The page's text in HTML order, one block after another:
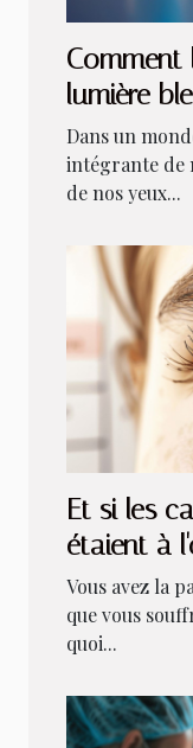
Comment
lumière
devant
Dans un
intégrante de
de nos yeux...
Et si les
étaient à
Vous avez la
que vous
quoi...